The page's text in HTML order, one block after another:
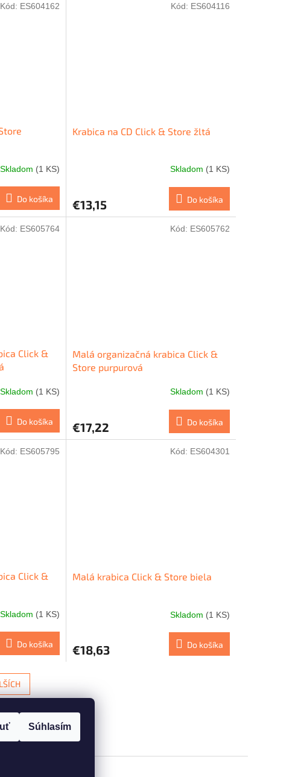
Súhlasím
Skladom (1 KS)
Do košíka
Kód: ES604162
Krabica na CD Click & Store žltá
Skladom (1 KS)
€13,15 Do košíka
Kód: ES604116
Click &
Skladom (1 KS)
Do košíka
Kód: ES605764
Malá organizačná krabica Click &
Store purpurová
Skladom (1 KS)
€17,22 Do košíka
Kód: ES605762
Click &
Skladom (1 KS)
Do košíka
Kód: ES605795
Malá krabica Click & Store biela
Skladom (1 KS)
€18,63 Do košíka
Kód: ES604301